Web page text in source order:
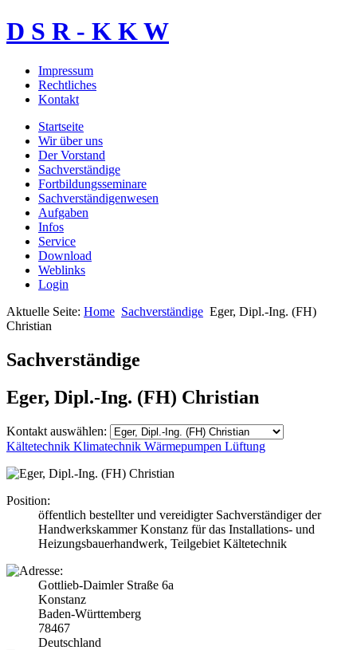
D S R - K K W
Impressum
Rechtliches
Kontakt
Startseite
Wir über uns
Der Vorstand
Sachverständige
Fortbildungsseminare
Sachverständigenwesen
Aufgaben
Infos
Service
Download
Weblinks
Login
Aktuelle Seite: Home Sachverständige Eger, Dipl.-Ing. (FH)
Christian
Sachverständige
Eger, Dipl.-Ing. (FH) Christian
Kontakt auswählen:
Kältetechnik Klimatechnik Wärmepumpen Lüftung
Position:
öffentlich bestellter und vereidigter Sachverständiger der
Handwerkskammer Konstanz für das Installations- und
Heizungsbauerhandwerk, Teilgebiet Kältetechnik
Gottlieb-Daimler Straße 6a
Konstanz
Baden-Württemberg
78467
Deutschland